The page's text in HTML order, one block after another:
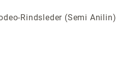
Rindsleder (Semi Anilin)